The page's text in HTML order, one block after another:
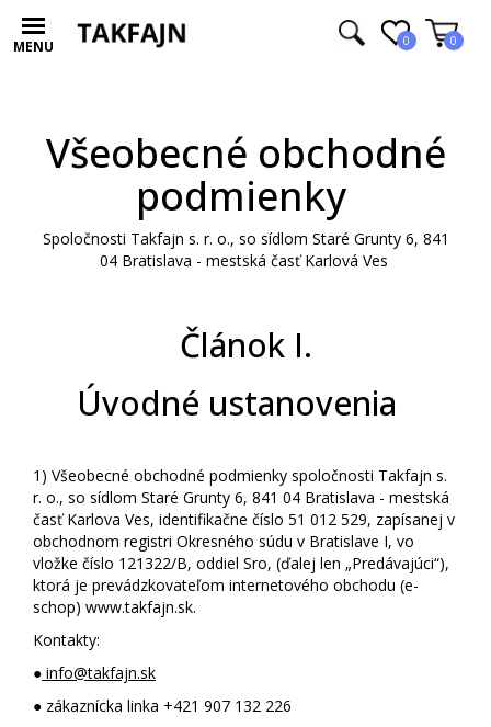
MENU 0 0
Všeobecné obchodné
podmienky
Spoločnosti Takfajn s. r. o., so sídlom Staré Grunty 6, 841
04 Bratislava - mestská časť Karlová Ves
Článok I.
Úvodné ustanovenia
1) Všeobecné obchodné podmienky spoločnosti Takfajn s.
r. o., so sídlom Staré Grunty 6, 841 04 Bratislava - mestská
časť Karlova Ves, identifikačne číslo 51 012 529, zapísanej v
obchodnom registri Okresného súdu v Bratislave I, vo
vložke číslo 121322/B, oddiel Sro, (ďalej len „Predávajúci“),
ktorá je prevádzkovateľom internetového obchodu (e-
schop) www.takfajn.sk.
Kontakty:
● info@takfajn.sk
● zákaznícka linka +421 907 132 226